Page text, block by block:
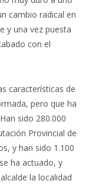
cambio radical en
y una vez puesta
con el
características de
pero que ha
sido 280.000
Provincial de
y han sido 1.100
ha actuado, y
la localidad